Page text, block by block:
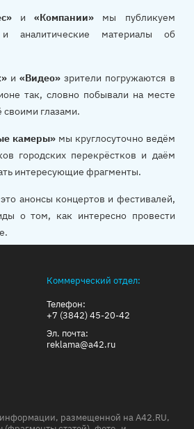
и«Компании» мы публикуем
аналитические материалы об
и«Видео» зрители погружаются в
так, словно побывали на месте
своими глазами.
камеры»мы круглосуточно ведём
городских перекрёстков и даём
интересующие фрагменты.
анонсы концертов и фестивалей,
о том, как интересно провести
Коммерческий отдел:
Телефон:
+7 (3842) 45-20-42
Эл. почта:
reklama@a42.ru
размещенной на A42.RU,